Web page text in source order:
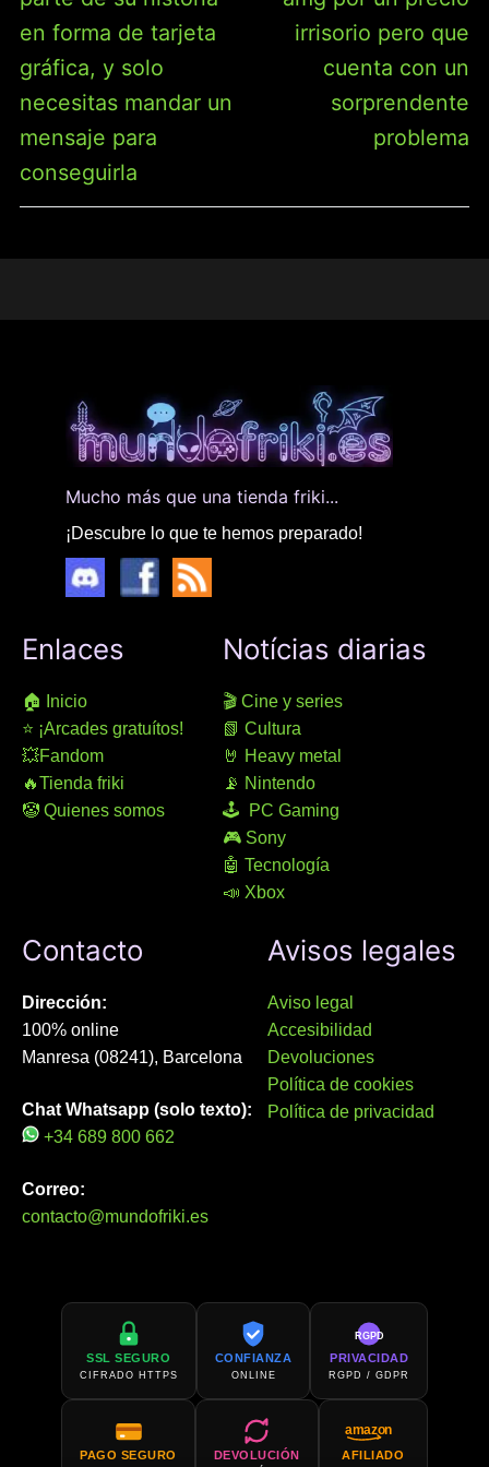
en forma de tarjeta
gráfica, y solo
necesitas mandar un
mensaje para
conseguirla
irrisorio pero que
cuenta con un
sorprendente
problema
Mucho más que una tienda friki...
¡Descubre lo que te hemos preparado!
Enlaces
🏠 Inicio
⭐ ¡Arcades gratuítos!
💥Fandom
🔥Tienda friki
🤡 Quienes somos
Notícias diarias
🎬 Cine y series
📗 Cultura
🤘 Heavy metal
📡 Nintendo
🕹 PC Gaming
🎮 Sony
🤖 Tecnología
📣 Xbox
Contacto
Dirección:
100% online
Manresa (08241), Barcelona
Chat Whatsapp (solo texto):
+34 689 800 662
Correo:
contacto@mundofriki.es
Avisos legales
Aviso legal
Accesibilidad
Devoluciones
Política de cookies
Política de privacidad
SSL SEGURO
CIFRADO HTTPS
CONFIANZA
ONLINE
RGPD
PRIVACIDAD
RGPD / GDPR
PAGO SEGURO DEVOLUCIÓN
amazon
AFILIADO